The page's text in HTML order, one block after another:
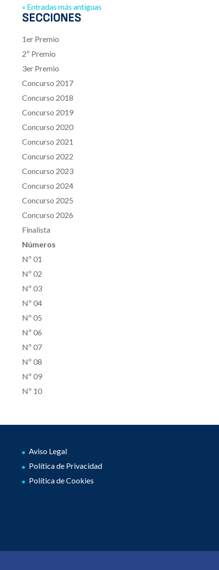
« Entradas más antiguas
SECCIONES
1er Premio
2º Premio
3er Premio
Concurso 2017
Concurso 2018
Concurso 2019
Concurso 2020
Concurso 2021
Concurso 2022
Concurso 2023
Concurso 2024
Concurso 2025
Concurso 2026
Finalista
Números
Nº 01
Nº 02
Nº 03
Nº 04
Nº 05
Nº 06
Nº 07
Nº 08
Nº 09
Nº 10
Aviso Legal
Política de Privacidad
Política de Cookies